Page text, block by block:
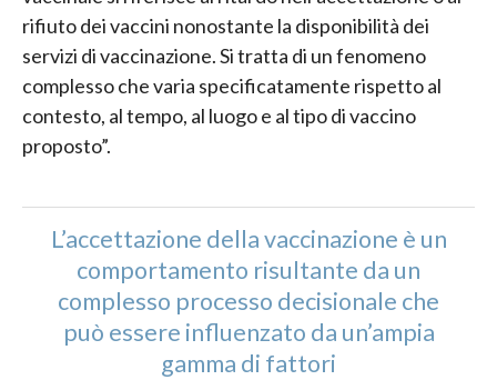
rifiuto dei vaccini nonostante la disponibilità dei
servizi di vaccinazione. Si tratta di un fenomeno
complesso che varia specificatamente rispetto al
contesto, al tempo, al luogo e al tipo di vaccino
proposto”.
L’accettazione della vaccinazione è un
comportamento risultante da un
complesso processo decisionale che
può essere influenzato da un’ampia
gamma di fattori